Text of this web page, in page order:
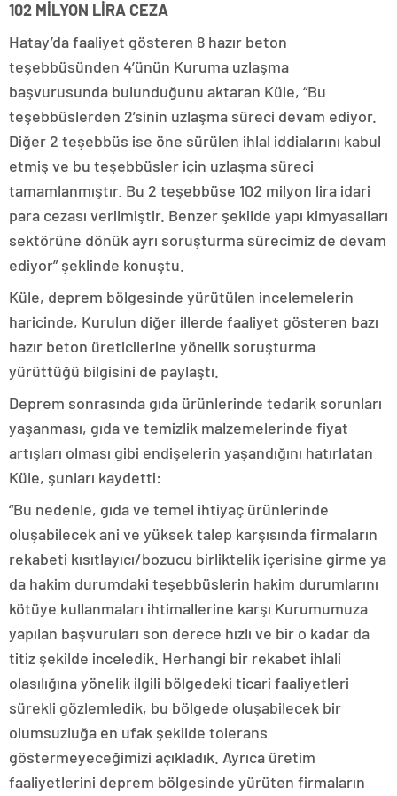
102 MİLYON LİRA CEZA
Hatay’da faaliyet gösteren 8 hazır beton
teşebbüsünden 4’ünün Kuruma uzlaşma
başvurusunda bulunduğunu aktaran Küle, “Bu
teşebbüslerden 2’sinin uzlaşma süreci devam ediyor.
Diğer 2 teşebbüs ise öne sürülen ihlal iddialarını kabul
etmiş ve bu teşebbüsler için uzlaşma süreci
tamamlanmıştır. Bu 2 teşebbüse 102 milyon lira idari
para cezası verilmiştir. Benzer şekilde yapı kimyasalları
sektörüne dönük ayrı soruşturma sürecimiz de devam
ediyor” şeklinde konuştu.
Küle, deprem bölgesinde yürütülen incelemelerin
haricinde, Kurulun diğer illerde faaliyet gösteren bazı
hazır beton üreticilerine yönelik soruşturma
yürüttüğü bilgisini de paylaştı.
Deprem sonrasında gıda ürünlerinde tedarik sorunları
yaşanması, gıda ve temizlik malzemelerinde fiyat
artışları olması gibi endişelerin yaşandığını hatırlatan
Küle, şunları kaydetti:
“Bu nedenle, gıda ve temel ihtiyaç ürünlerinde
oluşabilecek ani ve yüksek talep karşısında firmaların
rekabeti kısıtlayıcı/bozucu birliktelik içerisine girme ya
da hakim durumdaki teşebbüslerin hakim durumlarını
kötüye kullanmaları ihtimallerine karşı Kurumumuza
yapılan başvuruları son derece hızlı ve bir o kadar da
titiz şekilde inceledik. Herhangi bir rekabet ihlali
olasılığına yönelik ilgili bölgedeki ticari faaliyetleri
sürekli gözlemledik, bu bölgede oluşabilecek bir
olumsuzluğa en ufak şekilde tolerans
göstermeyeceğimizi açıkladık. Ayrıca üretim
faaliyetlerini deprem bölgesinde yürüten firmaların